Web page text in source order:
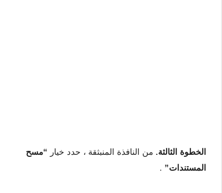
الخطوة الثالثة. من النافذة المنبثقة ، حدد خيار “مسح
المستندات” .